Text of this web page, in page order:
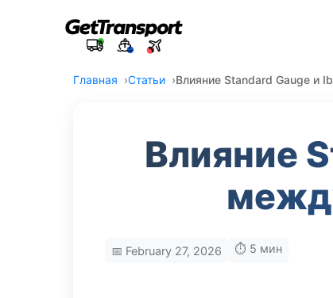
Главная Статьи Влияние Standard Gauge и
Влияние
📅 February 27, 2026 ⏱️ 5 мин